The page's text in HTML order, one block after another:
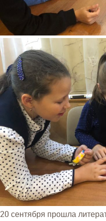
20 сентября прошла